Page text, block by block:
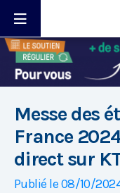
Messe des
France
direct sur
Publié le 08/10/